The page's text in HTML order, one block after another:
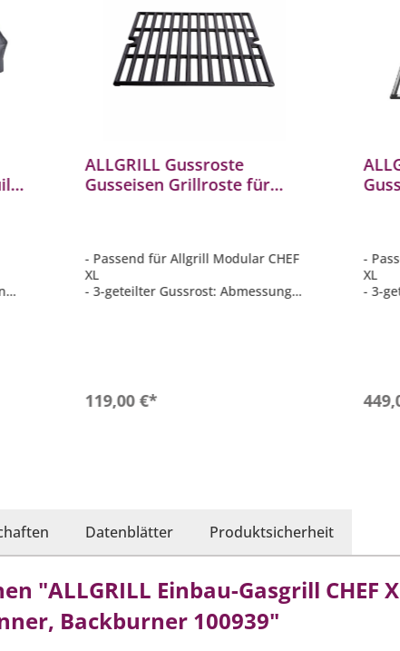
ALLGRILL Gussroste
Gusseisen Grillroste für
- Passend für Allgrill Modular CHEF
XL
- 3-geteilter Gussrost: Abmessung
119,00 €*In den Warenkorb
-
XL
- 3-
Datenblätter Produktsicherheit
"ALLGRILL Einbau-Gasgrill CHEF
Backburner 100939"